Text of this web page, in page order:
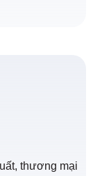
thương mại